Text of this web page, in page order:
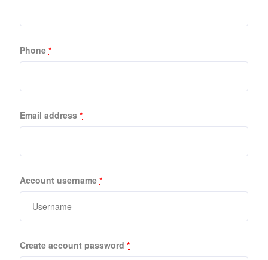
Phone *
Email address *
Account username *
Create account password *